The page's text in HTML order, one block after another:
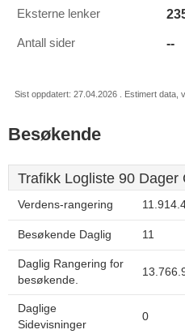
Eksterne lenker
Antall sider --
Sist oppdatert: 27.04.2026 . Estimert data,
Besøkende
Trafikk Logliste 90 Dager
Verdens-rangering
Besøkende Daglig 11
Daglig Rangering for
besøkende.
Daglige
Sidevisninger
0